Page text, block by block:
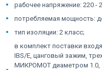
рабочее напряжение: 220 -
потребляемая мощность:
тип изоляции: 2 класс;
в комплект поставки
IBS/E, цанговый зажим,
МИКРОМОТ диаметром 1.0,